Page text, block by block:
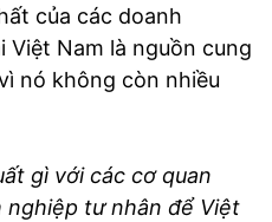
của các doanh
Việt Nam là nguồn cung
nó không còn nhiều
gì với các cơ quan
nghiệp tư nhân để Việt